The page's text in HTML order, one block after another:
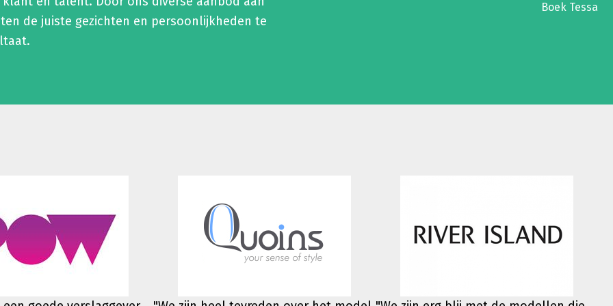
de juiste gezichten en persoonlijkheden te
Boek Tessa